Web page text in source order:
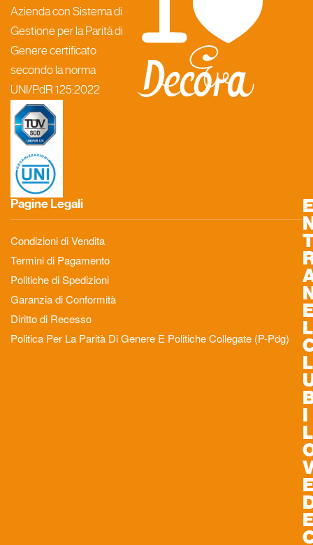
Azienda con Sistema di
Gestione per la Parità di
Genere certificato
secondo la norma
UNI/PdR 125:2022
Pagine Legali
Condizioni di Vendita
Termini di Pagamento
Politiche di Spedizioni
Garanzia di Conformità
Diritto di Recesso
Politica Per La Parità Di Genere E Politiche Collegate (P-Pdg)
L
L
I
L